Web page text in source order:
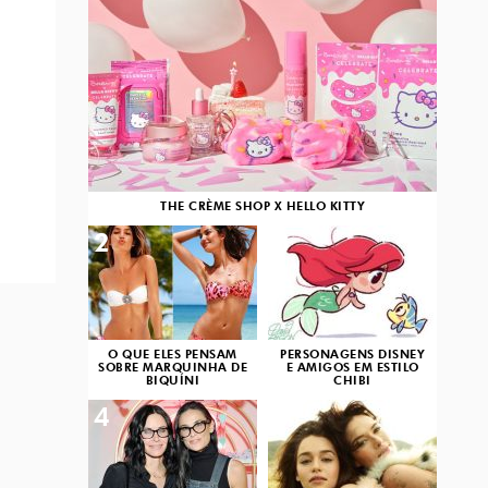
THE CRÈME SHOP X HELLO KITTY
O QUE ELES PENSAM
SOBRE MARQUINHA DE
BIQUÍNI
2
PERSONAGENS DISNEY
E AMIGOS EM ESTILO
CHIBI
3
4